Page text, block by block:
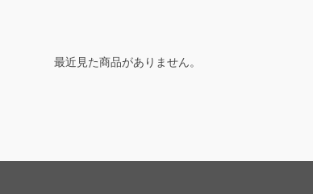
最近見た商品がありません。